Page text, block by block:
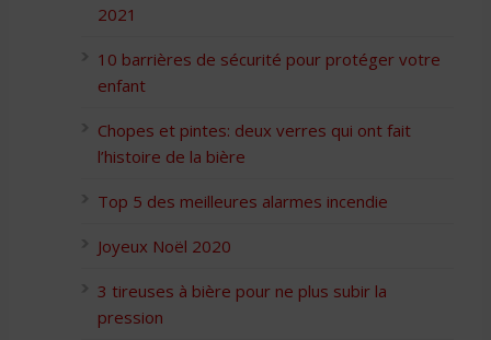
2021
10 barrières de sécurité pour protéger votre
enfant
Chopes et pintes: deux verres qui ont fait
l’histoire de la bière
Top 5 des meilleures alarmes incendie
Joyeux Noël 2020
3 tireuses à bière pour ne plus subir la
pression